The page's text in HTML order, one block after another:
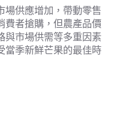
場供應增加，帶動零售
費者搶購，但農產品價
與市場供需等多重因素
當季新鮮芒果的最佳時